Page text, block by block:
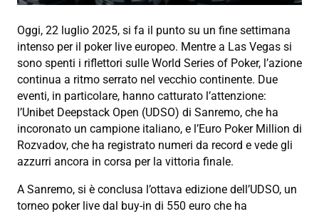
Oggi, 22 luglio 2025, si fa il punto su un fine settimana
intenso per il poker live europeo. Mentre a Las Vegas si
sono spenti i riflettori sulle World Series of Poker, l’azione
continua a ritmo serrato nel vecchio continente. Due
eventi, in particolare, hanno catturato l’attenzione:
l’Unibet Deepstack Open (UDSO) di Sanremo, che ha
incoronato un campione italiano, e l’Euro Poker Million di
Rozvadov, che ha registrato numeri da record e vede gli
azzurri ancora in corsa per la vittoria finale.
A Sanremo, si è conclusa l’ottava edizione dell’UDSO, un
torneo poker live dal buy-in di 550 euro che ha